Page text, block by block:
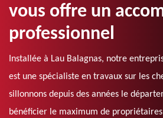
vous offre un
professionnel
Installée à Lau Balagnas, notre
est une spécialiste en travaux sur les
sillonnons depuis des années le
bénéficier le maximum de